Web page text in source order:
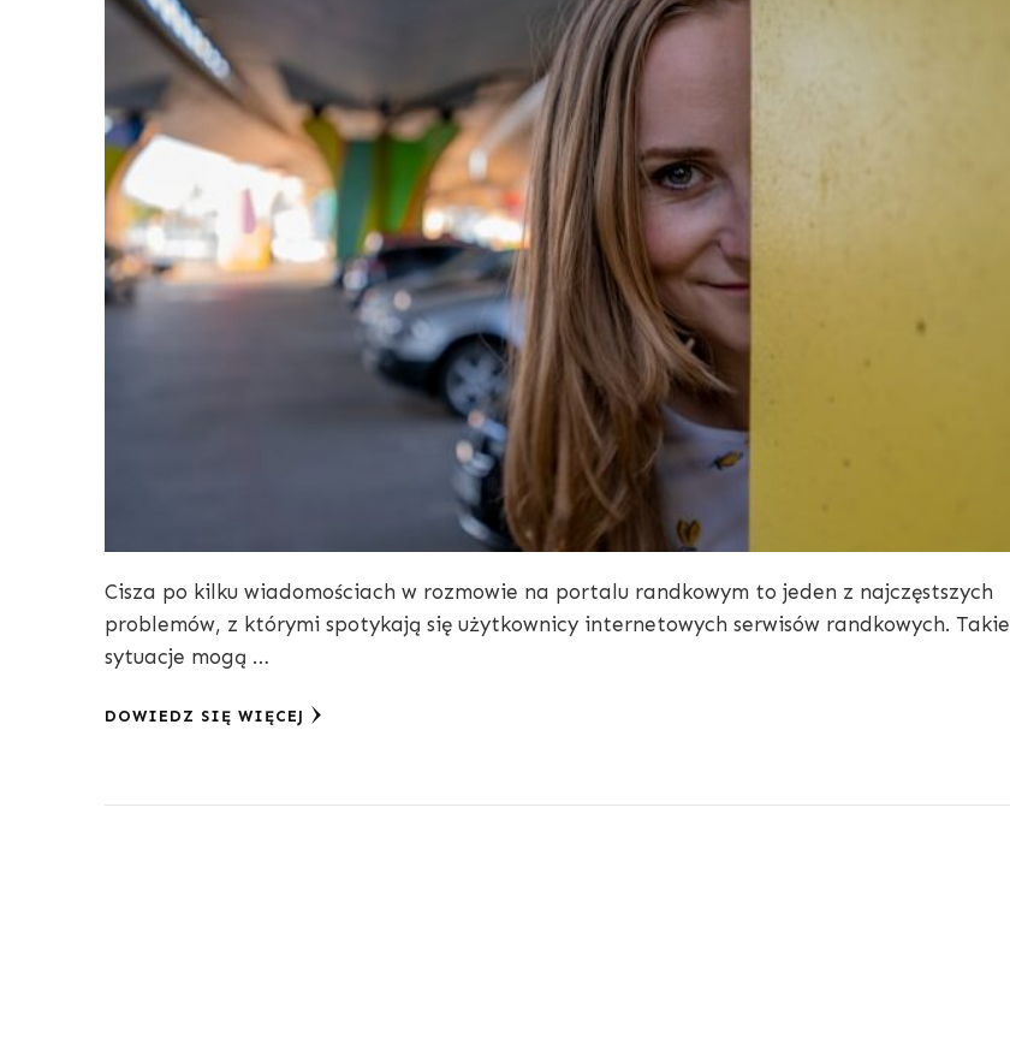
Cisza po kilku wiadomościach w rozmowie na portalu randkowym to jeden z najczęstszych
problemów, z którymi spotykają się użytkownicy internetowych serwisów randkowych. Takie
sytuacje mogą …
DOWIEDZ SIĘ WIĘCEJ